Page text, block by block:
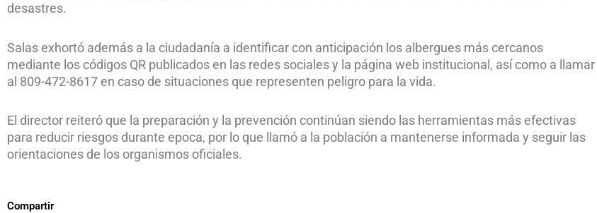
desastres.
Salas exhortó además a la ciudadanía a identificar con anticipación los albergues más cercanos
mediante los códigos QR publicados en las redes sociales y la página web institucional, así como a llamar
al 809-472-8617 en caso de situaciones que representen peligro para la vida.
El director reiteró que la preparación y la prevención continúan siendo las herramientas más efectivas
para reducir riesgos durante epoca, por lo que llamó a la población a mantenerse informada y seguir las
orientaciones de los organismos oficiales.
Compartir